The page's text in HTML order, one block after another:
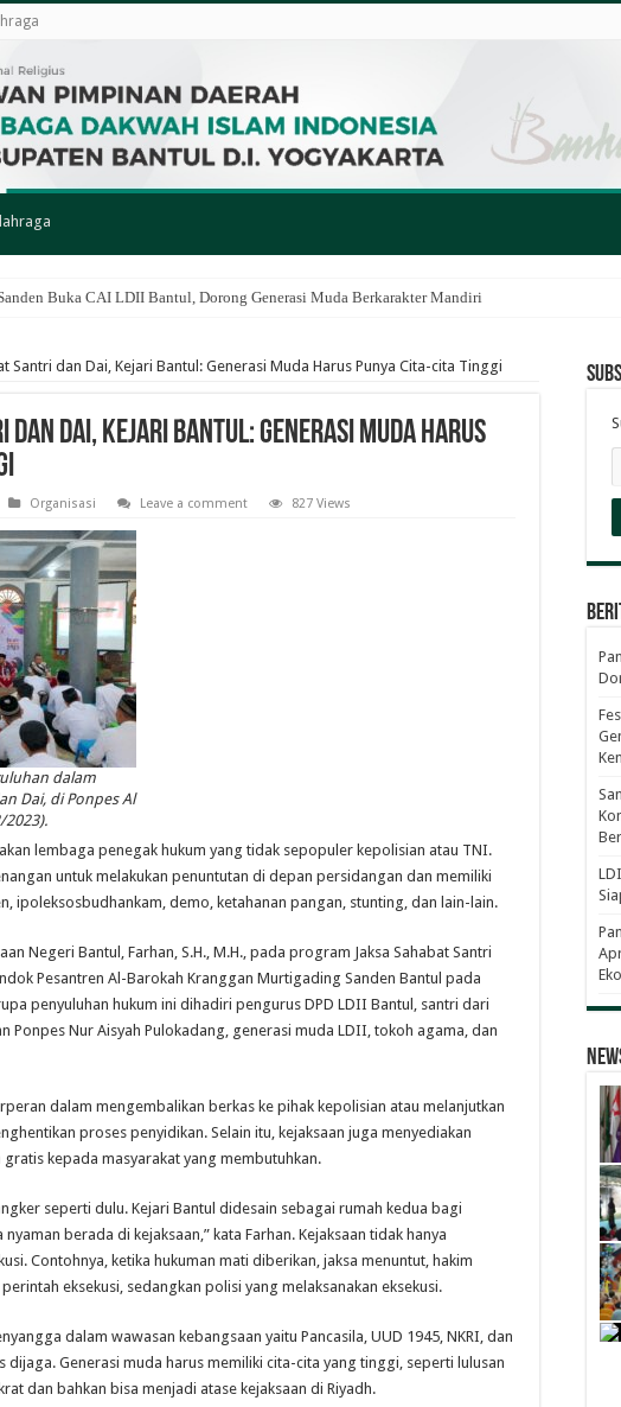
Buka CAI LDII Bantul, Dorong Generasi Muda Berkarakter Mandiri
Santri dan Dai, Kejari Bantul: Generasi Muda Harus Punya Cita-cita Tinggi
dan Dai, Kejari Bantul: Generasi Muda Harus
Organisasi Leave a comment 827 Views
dalam
Dai, di Ponpes Al
2023).
lembaga penegak hukum yang tidak sepopuler kepolisian atau TNI.
untuk melakukan penuntutan di depan persidangan dan memiliki
ipoleksosbudhankam, demo, ketahanan pangan, stunting, dan lain-lain.
Negeri Bantul, Farhan, S.H., M.H., pada program Jaksa Sahabat Santri
Pesantren Al-Barokah Kranggan Murtigading Sanden Bantul pada
penyuluhan hukum ini dihadiri pengurus DPD LDII Bantul, santri dari
Ponpes Nur Aisyah Pulokadang, generasi muda LDII, tokoh agama, dan
dalam mengembalikan berkas ke pihak kepolisian atau melanjutkan
proses penyidikan. Selain itu, kejaksaan juga menyediakan
gratis kepada masyarakat yang membutuhkan.
seperti dulu. Kejari Bantul didesain sebagai rumah kedua bagi
berada di kejaksaan,” kata Farhan. Kejaksaan tidak hanya
Contohnya, ketika hukuman mati diberikan, jaksa menuntut, hakim
eksekusi, sedangkan polisi yang melaksanakan eksekusi.
dalam wawasan kebangsaan yaitu Pancasila, UUD 1945, NKRI, dan
dijaga. Generasi muda harus memiliki cita-cita yang tinggi, seperti lulusan
dan bahkan bisa menjadi atase kejaksaan di Riyadh.